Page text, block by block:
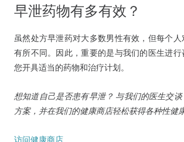
早泄药物有多有效？
虽然处方早泄药对大多数男性有效，但每个
有所不同。因此，重要的是与我们的医生进
您开具适当的药物和治疗计划。
想知道自己是否患有早泄？ 与我们的医生交
方案，并在我们的健康商店轻松获得各种性健
访问健康商店